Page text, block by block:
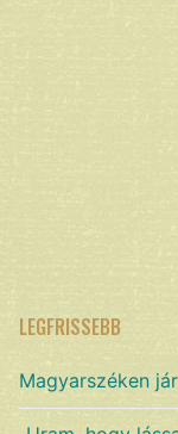
LEGFRISSEBB
Magyarszéken